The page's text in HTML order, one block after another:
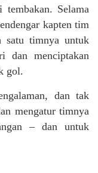
Selama
kapten tim
satu timnya untuk
dan menciptakan
gol.
dan tak
mengatur timnya
– dan untuk